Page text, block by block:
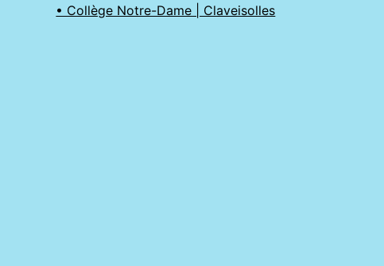
• Collège Notre-Dame | Claveisolles